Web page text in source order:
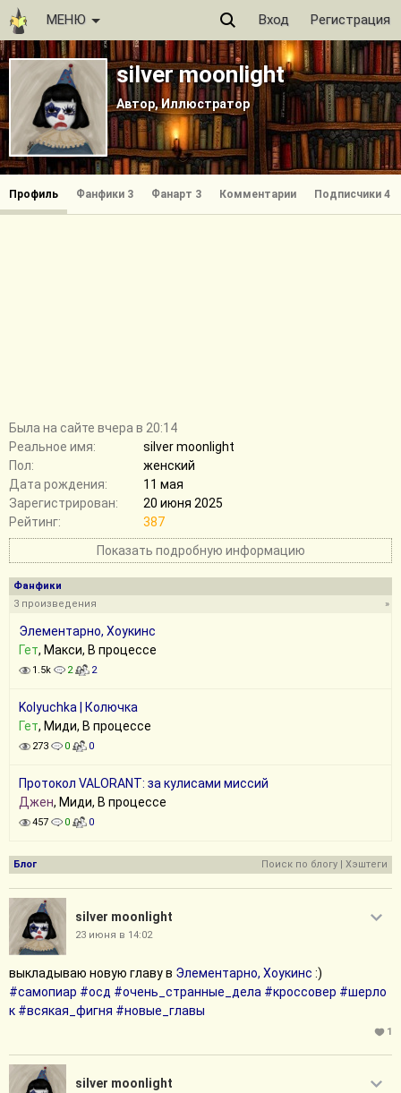
МЕНЮ Вход Регистрация
silver moonlight
Автор, Иллюстратор
Профиль Фанфики 3 Фанарт 3 Комментарии Подписчики 4
Былa на сайте вчера в 20:14
Реальное имя:
silver moonlight
Пол:
женский
Дата рождения:
11 мая
Зарегистрирован:
20 июня 2025
Рейтинг:
387
Показать подробную информацию
Фанфики
3 произведения
»
Элементарно, Хоукинс
Гет, Макси, В процессе
1.5k 2 2
Kolyuchka | Колючка
Гет, Миди, В процессе
273 0 0
Протокол VALORANT: за кулисами миссий
Джен, Миди, В процессе
457 0 0
Блог Поиск по блогу | Хэштеги
silver moonlight
23 июня в 14:02
выкладываю новую главу в Элементарно, Хоукинс :)
#самопиар #осд #очень_странные_дела #кроссовер #шерло
к #всякая_фигня #новые_главы
1
silver moonlight